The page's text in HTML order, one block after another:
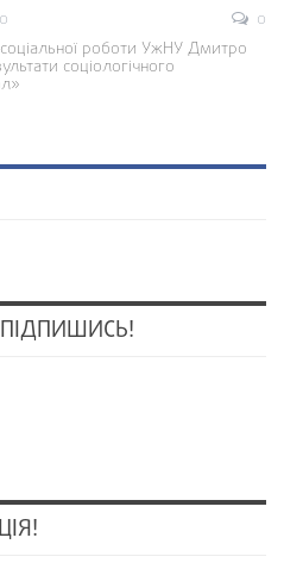
0
0
роботи УжНУ Дмитро
соціологічного
ПІДПИШИСЬ!